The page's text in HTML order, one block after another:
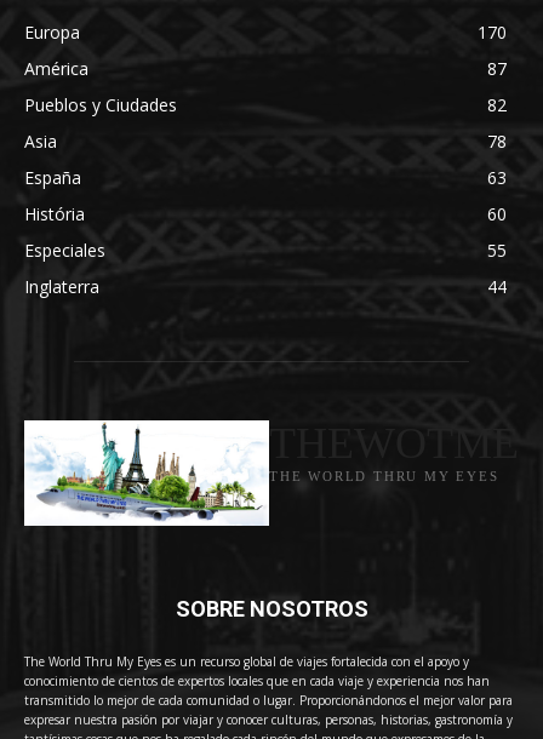
Europa
170
América
87
Pueblos y Ciudades
82
Asia
78
España
63
História
60
Especiales
55
Inglaterra
44
THE WORLD THRU MY EYES
SOBRE NOSOTROS
The World Thru My Eyes es un recurso global de viajes fortalecida con el apoyo y
conocimiento de cientos de expertos locales que en cada viaje y experiencia nos han
transmitido lo mejor de cada comunidad o lugar. Proporcionándonos el mejor valor para
expresar nuestra pasión por viajar y conocer culturas, personas, historias, gastronomía y